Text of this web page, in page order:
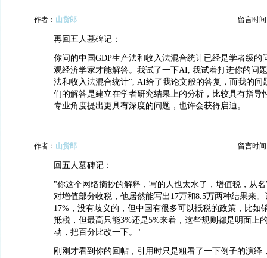
作者： 山货郎 留言时间
再回五人墓碑记：
你问的中国GDP生产法和收入法混合统计已经是学者级的
观经济学家才能解答。我试了一下AI, 我试着打进你的问
法和收入法混合统计", AI给了我论文般的答复，而我的问
们的解答是建立在学者研究结果上的分析，比较具有指导
专业角度提出更具有深度的问题，也许会获得启迪。
作者： 山货郎 留言时间
回五人墓碑记：
"你这个网络摘抄的解释，写的人也太水了，增值税，从
对增值部分收税，他居然能写出17万和8.5万两种结果来。
17%，没有歧义的，但中国有很多可以抵税的政策，比如
抵税，但最高只能3%还是5%来着，这些规则都是明面上
动，把百分比改一下。"
刚刚才看到你的回帖，引用时只是粗看了一下例子的演绎